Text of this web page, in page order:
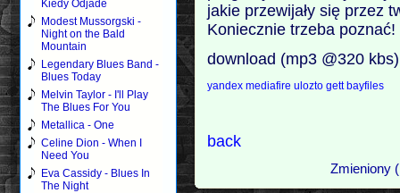
Kiedy Odjade
Modest Mussorgski -
Night on the Bald
Mountain
Legendary Blues Band -
Blues Today
Melvin Taylor - I'll Play
The Blues For You
Metallica - One
Celine Dion - When I
Need You
Eva Cassidy - Blues In
The Night
jakie przewijały się przez
Koniecznie trzeba poznać!
download (mp3 @320
yandexmediafire uloztogettbayfiles
back
Zmieniony